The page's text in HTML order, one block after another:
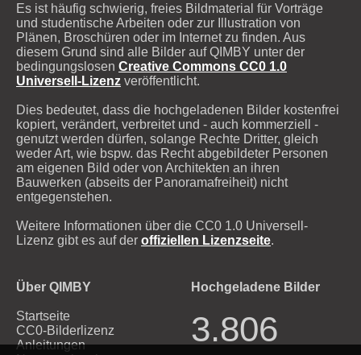
Es ist häufig schwierig, freies Bildmaterial für Vorträge
und studentische Arbeiten oder zur Illustration von
Plänen, Broschüren oder im Internet zu finden. Aus
diesem Grund sind alle Bilder auf QIMBY unter der
bedingungslosen Creative Commons CC0 1.0
Universell-Lizenz veröffentlicht.
Dies bedeutet, dass die hochgeladenen Bilder kostenfrei
kopiert, verändert, verbreitet und - auch kommerziell -
genutzt werden dürfen, solange Rechte Dritter, gleich
weder Art, wie bspw. das Recht abgebildeter Personen
am eigenen Bild oder von Architekten an ihren
Bauwerken (abseits der Panoramafreiheit) nicht
entgegenstehen.
Weitere Informationen über die CC0 1.0 Universell-
Lizenz gibt es auf der offiziellen Lizenzseite.
Über QIMBY
Startseite
CC0-Bilderlizenz
Anleitungen
Hochgeladene Bilder
3.806